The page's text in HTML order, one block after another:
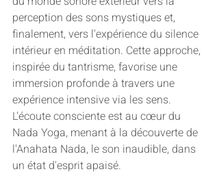
perception des sons mystiques et,
finalement, vers l'expérience du silence
intérieur en méditation. Cette approche,
inspirée du tantrisme, favorise une
immersion profonde à travers une
expérience intensive via les sens.
L'écoute consciente est au cœur du
Nada Yoga, menant à la découverte de
l'Anahata Nada, le son inaudible, dans
un état d'esprit apaisé.